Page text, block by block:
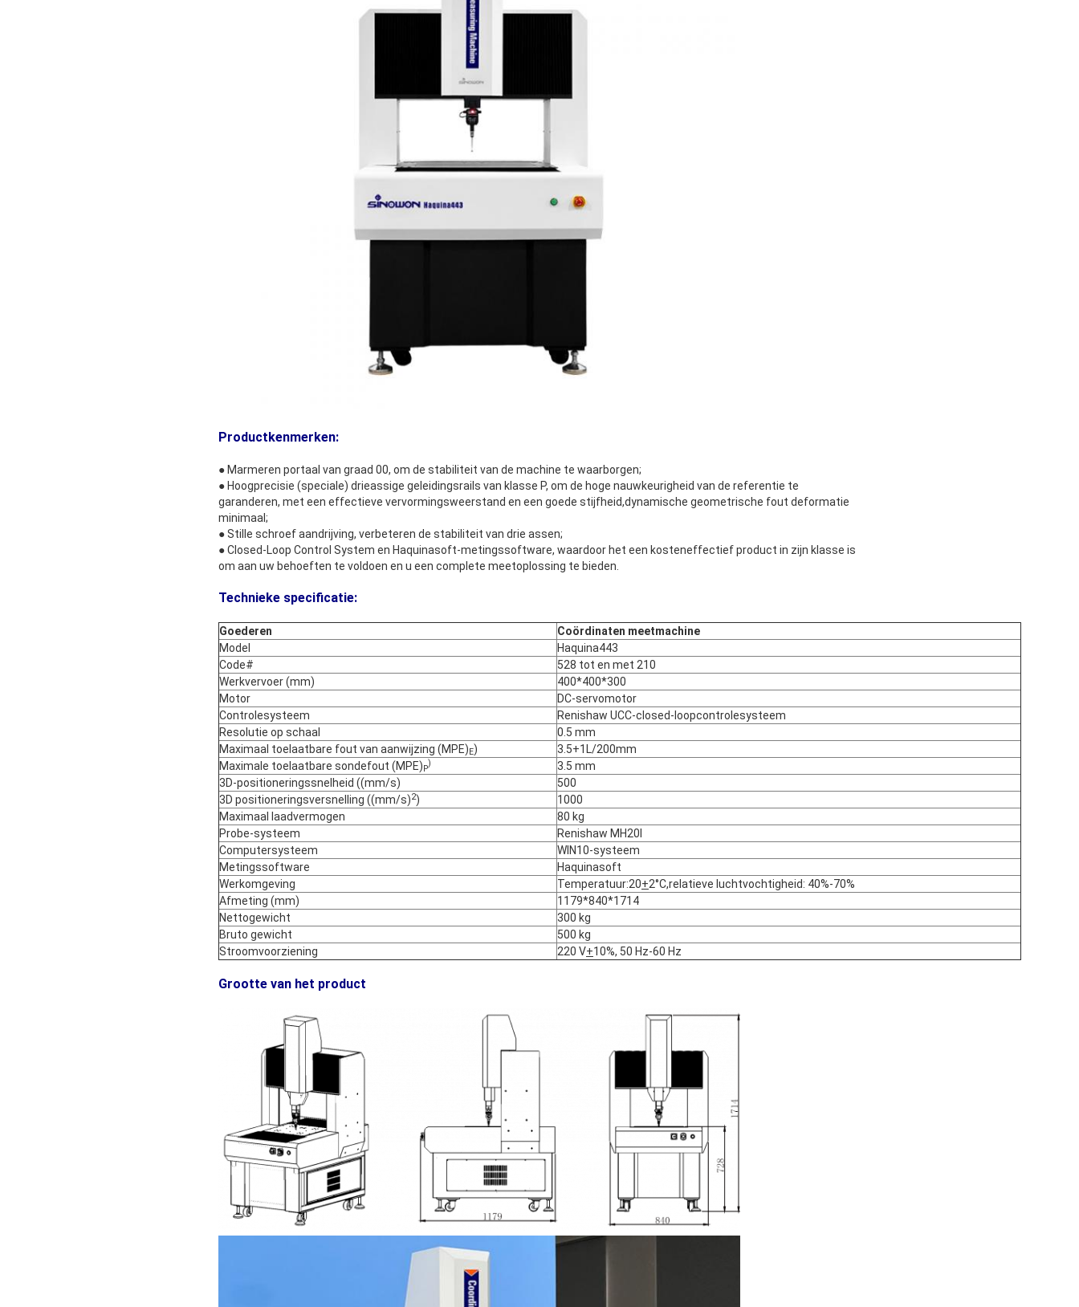
Productkenmerken:
● Marmeren portaal van graad 00, om de stabiliteit van de machine te waarborgen;
● Hoogprecisie (speciale) drieassige geleidingsrails van klasse P, om de hoge nauwkeurigheid van de referentie te
garanderen, met een effectieve vervormingsweerstand en een goede stijfheid,dynamische geometrische fout deformatie
minimaal;
● Stille schroef aandrijving, verbeteren de stabiliteit van drie assen;
● Closed-Loop Control System en Haquinasoft-metingssoftware, waardoor het een kosteneffectief product in zijn klasse is
om aan uw behoeften te voldoen en u een complete meetoplossing te bieden.
Technieke specificatie:
Goederen
Coördinaten meetmachine
Model
Haquina443
Code#
528 tot en met 210
Werkvervoer (mm)
400*400*300
Motor
DC-servomotor
Controlesysteem
Renishaw UCC-closed-loopcontrolesysteem
Resolutie op schaal
0.5 mm
Maximaal toelaatbare fout van aanwijzing (MPE) E)
3.5+1L/200mm
Maximale toelaatbare sondefout (MPE) P
)
3.5 mm
3D-positioneringssnelheid ((mm/s)
500
3D positioneringsversnelling ((mm/s)2)
1000
Maximaal laadvermogen
80 kg
Probe-systeem
Renishaw MH20I
Computersysteem
WIN10-systeem
Metingssoftware
Haquinasoft
Werkomgeving
Temperatuur:20+2°C,relatieve luchtvochtigheid: 40%-70%
Afmeting (mm)
1179*840*1714
Nettogewicht
300 kg
Bruto gewicht
500 kg
Stroomvoorziening
220 V+10%, 50 Hz-60 Hz
Grootte van het product